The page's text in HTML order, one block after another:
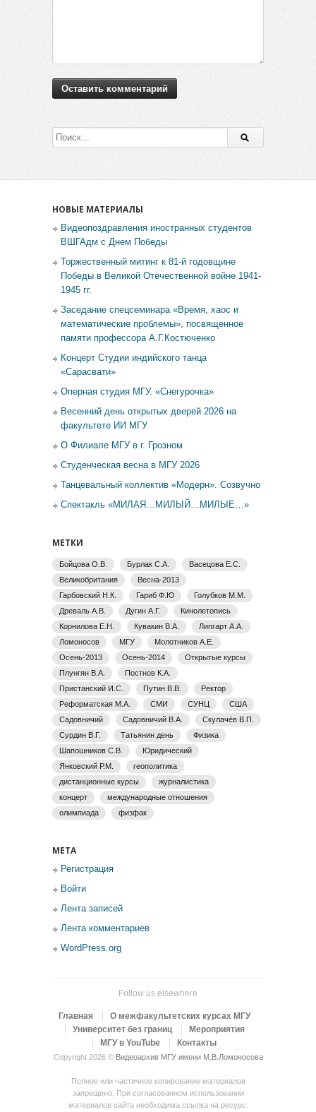
НОВЫЕ МАТЕРИАЛЫ
Видеопоздравления иностранных студентов
ВШГАдм с Днем Победы
Торжественный митинг к 81-й годовщине
Победы в Великой Отечественной войне 1941-
1945 гг.
Заседание спецсеминара «Время, хаос и
математические проблемы», посвященное
памяти профессора А.Г.Костюченко
Концерт Студии индийского танца
«Сарасвати»
Оперная студия МГУ. «Снегурочка»
Весенний день открытых дверей 2026 на
факультете ИИ МГУ
О Филиале МГУ в г. Грозном
Студенческая весна в МГУ 2026
Танцевальный коллектив «Модерн». Созвучно
Спектакль «МИЛАЯ…МИЛЫЙ…МИЛЫЕ…»
МЕТКИ
Бойцова О.В. Бурлак С.А.
Васецова Е.С.
Великобритания
Весна-2013
Гарбовский Н.К.
Гариб Ф.Ю
Голубков М.М.
Древаль А.В.
Дугин А.Г.
Кинолетопись
Корнилова Е.Н.
Кувакин В.А.
Липгарт А.А.
Ломоносов
МГУ
Молотников А.Е.
Осень-2013
Осень-2014
Открытые курсы
Плунгян В.А.
Постнов К.А.
Пристанский И.С.
Путин В.В.
Ректор
Реформатская М.А.
СМИ СУНЦ
США
Садовничий
Садовничий В.А.
Скулачёв В.П.
Сурдин В.Г.
Татьянин день
Физика
Шапошников С.В.
Юридический
Янковский Р.М.
геополитика
дистанционные курсы
журналистика
концерт
международные отношения
олимпиада
физфак
МЕТА
Регистрация
Войти
Лента записей
Лента комментариев
WordPress.org
Follow us elsewhere
Главная
О межфакультетских курсах МГУ
Университет без границ
Мероприятия
МГУ в YouTube
Контакты
Copyright 2026 © Видеоархив МГУ имени М.В.Ломоносова
Полное или частичное копирование материалов
запрещено. При согласованном использовании
материалов сайта необходима ссылка на ресурс.